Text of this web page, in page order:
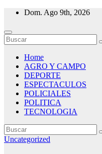
Saltar
contenido
Dom. Ago 9th, 2026
Home
AGRO Y CAMPO
DEPORTE
ESPECTACULOS
POLICIALES
POLITICA
TECNOLOGIA
Uncategorized